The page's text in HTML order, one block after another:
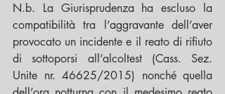
N.b. La Giurisprudenza ha escluso la
compatibilità tra l’aggravante dell’aver
provocato un incidente e il reato di rifiuto
di sottoporsi all’alcoltest (Cass. Sez.
Unite nr. 46625/2015) nonché quella